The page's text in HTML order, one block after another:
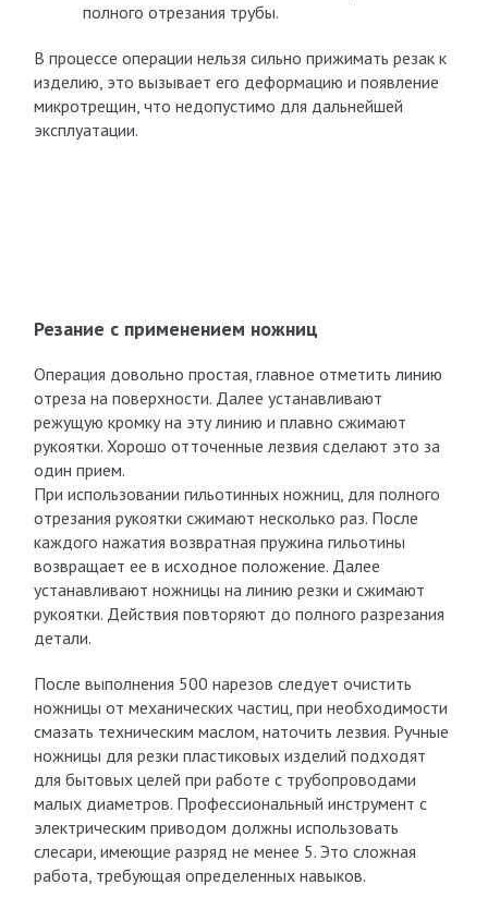
полного отрезания трубы.
В процессе операции нельзя сильно прижимать резак к
изделию, это вызывает его деформацию и появление
микротрещин, что недопустимо для дальнейшей
эксплуатации.
Резание с применением ножниц
Операция довольно простая, главное отметить линию
отреза на поверхности. Далее устанавливают
режущую кромку на эту линию и плавно сжимают
рукоятки. Хорошо отточенные лезвия сделают это за
один прием.
При использовании гильотинных ножниц, для полного
отрезания рукоятки сжимают несколько раз. После
каждого нажатия возвратная пружина гильотины
возвращает ее в исходное положение. Далее
устанавливают ножницы на линию резки и сжимают
рукоятки. Действия повторяют до полного разрезания
детали.
После выполнения 500 нарезов следует очистить
ножницы от механических частиц, при необходимости
смазать техническим маслом, наточить лезвия. Ручные
ножницы для резки пластиковых изделий подходят
для бытовых целей при работе с трубопроводами
малых диаметров. Профессиональный инструмент с
электрическим приводом должны использовать
слесари, имеющие разряд не менее 5. Это сложная
работа, требующая определенных навыков.